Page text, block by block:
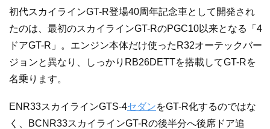
初代スカイラインGT-R登場40周年記念車として開発され
たのは、最初のスカイラインGT-RのPGC10以来となる「4
ドアGT-R」。エンジン本体だけ使ったR32オーテックバー
ジョンと異なり、しっかりRB26DETTを搭載してGT-Rを
名乗ります。
ENR33スカイラインGTS-4セダンをGT-R化するのではな
く、BCNR33スカイラインGT-Rの後半分へ後席ドア追